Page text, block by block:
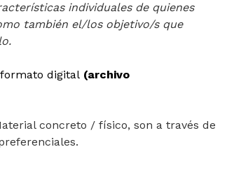
individuales de quienes
también el/los objetivo/s que
digital (archivo
concreto / físico, son a través de